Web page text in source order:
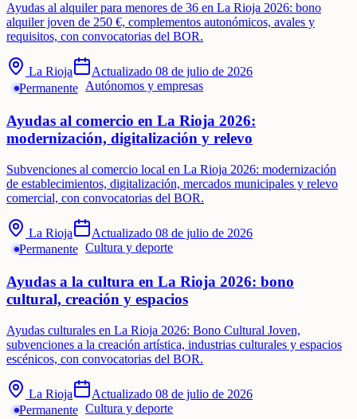
Ayudas al alquiler para menores de 36 en La Rioja 2026: bono
alquiler joven de 250 €, complementos autonómicos, avales y
requisitos, con convocatorias del BOR.
La Rioja Actualizado 08 de julio de 2026
Permanente Autónomos y empresas
Ayudas al comercio en La Rioja 2026:
modernización, digitalización y relevo
Subvenciones al comercio local en La Rioja 2026: modernización
de establecimientos, digitalización, mercados municipales y relevo
comercial, con convocatorias del BOR.
La Rioja Actualizado 08 de julio de 2026
Permanente Cultura y deporte
Ayudas a la cultura en La Rioja 2026: bono
cultural, creación y espacios
Ayudas culturales en La Rioja 2026: Bono Cultural Joven,
subvenciones a la creación artística, industrias culturales y espacios
escénicos, con convocatorias del BOR.
La Rioja Actualizado 08 de julio de 2026
Permanente Cultura y deporte